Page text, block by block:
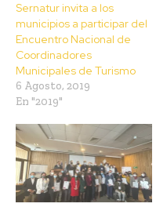
Sernatur invita a los
municipios a participar del
Encuentro Nacional de
Coordinadores
Municipales de Turismo
6 Agosto, 2019
En "2019"